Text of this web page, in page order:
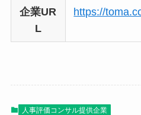
企業UR
L
https://
人事評価コンサル提供企業